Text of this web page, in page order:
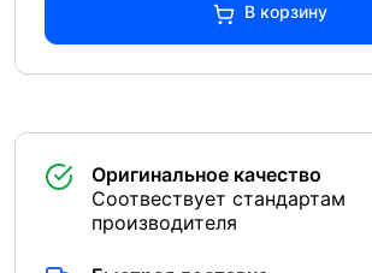
В корзину
Оригинальное качество
Соотвествует стандартам
производителя